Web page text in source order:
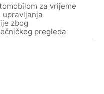
za vrijeme
upravljanja
zbog
pregleda